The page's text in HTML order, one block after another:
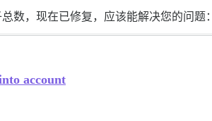
数，现在已修复，应该能解决您的问题：
account